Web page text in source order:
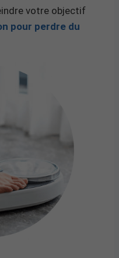
votre objectif
pour perdre du